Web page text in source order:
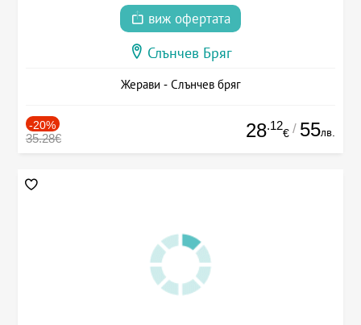
виж офертата
Слънчев Бряг
Жерави - Слънчев бряг
-20%
35.28€ 28.12
€ / 55лв.